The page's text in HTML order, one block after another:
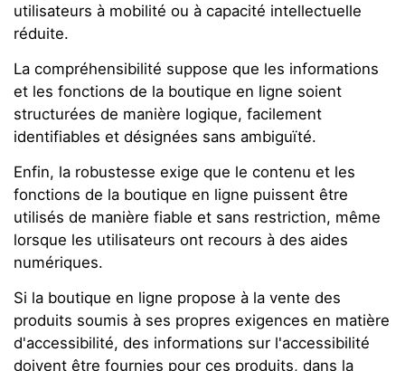
utilisateurs à mobilité ou à capacité intellectuelle
réduite.
La compréhensibilité suppose que les informations
et les fonctions de la boutique en ligne soient
structurées de manière logique, facilement
identifiables et désignées sans ambiguïté.
Enfin, la robustesse exige que le contenu et les
fonctions de la boutique en ligne puissent être
utilisés de manière fiable et sans restriction, même
lorsque les utilisateurs ont recours à des aides
numériques.
Si la boutique en ligne propose à la vente des
produits soumis à ses propres exigences en matière
d'accessibilité, des informations sur l'accessibilité
doivent être fournies pour ces produits, dans la